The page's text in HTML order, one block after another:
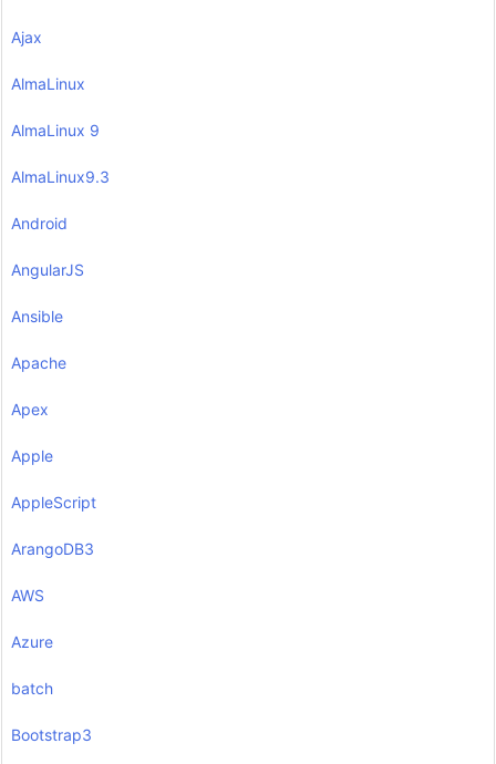
Ajax
AlmaLinux
AlmaLinux 9
AlmaLinux9.3
Android
AngularJS
Ansible
Apache
Apex
Apple
AppleScript
ArangoDB3
AWS
Azure
batch
Bootstrap3